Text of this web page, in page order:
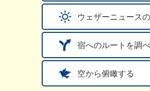
ウェザーニュース
宿へのルートを調
空から俯瞰する